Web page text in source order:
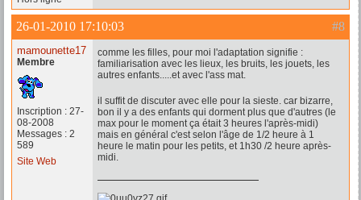
#8
26-01-2010 17:10:03
mamounette17
Membre
Inscription : 27-
08-2008
Messages : 2
589
Site Web
comme les filles, pour moi l'adaptation signifie :
familiarisation avec les lieux, les bruits, les jouets, les
autres enfants.....et avec l'ass mat.
il suffit de discuter avec elle pour la sieste. car bizarre,
bon il y a des enfants qui dorment plus que d'autres (le
max pour le moment ça était 3 heures l'après-midi)
mais en général c'est selon l'âge de 1/2 heure à 1
heure le matin pour les petits, et 1h30 /2 heure après-
midi.